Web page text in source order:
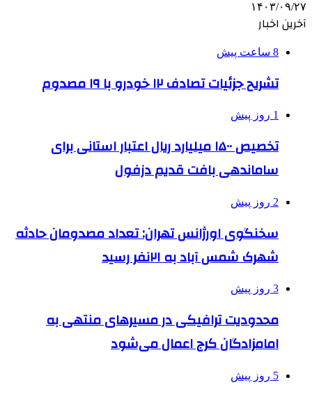
۱۴۰۳/۰۹/۲۷
آخرین اخبار
8 ساعت پیش
تشریح جزئیات تصادف ۱۲ خودرو با ۱۹ مصدوم
1 روز پیش
تخصیص ۱۵۰۰ میلیارد ریال اعتبار استانی برای
ساماندهی بافت قدیم دزفول
2 روز پیش
سخنگوی اورژانس تهران: تعداد مصدومان حادثه
شهرک شمس آباد به ۲۱نفر رسید
3 روز پیش
محدودیت ترافیکی در مسیرهای منتهی به
امامزادگان کرج اعمال می‌شود
5 روز پیش